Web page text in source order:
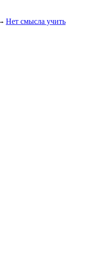
Нет смысла учить